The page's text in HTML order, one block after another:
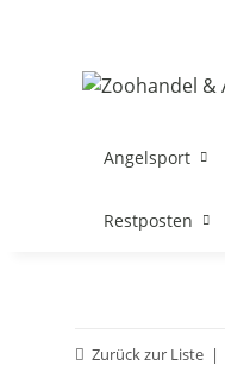
Angelsport
Restposten
Zurück zur Liste